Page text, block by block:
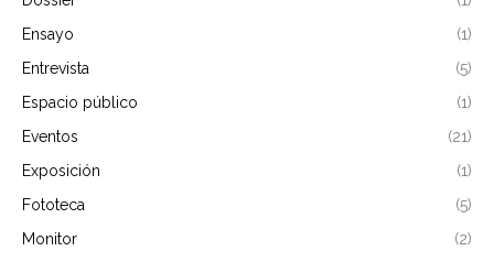
Ensayo
(1)
Entrevista
(5)
Espacio público
(1)
Eventos
(21)
Exposición
(1)
Fototeca
(5)
Monitor
(2)